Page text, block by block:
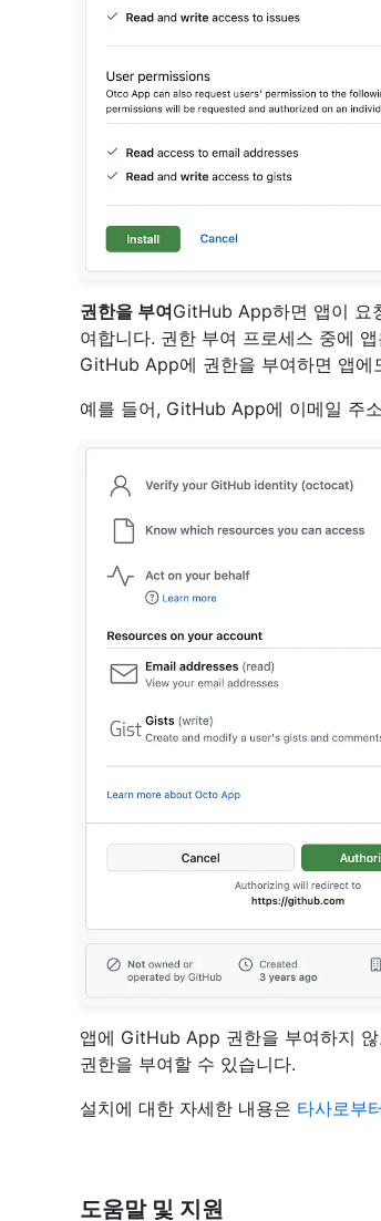
권한을 부여GitHub App하면 앱이 요
여합니다. 권한 부여 프로세스 중에
GitHub App에 권한을 부여하면 앱에
예를 들어, GitHub App에 이메일 주
앱에 GitHub App 권한을 부여하지
권한을 부여할 수 있습니다.
설치에 대한 자세한 내용은 타사로부
도움말 및 지원